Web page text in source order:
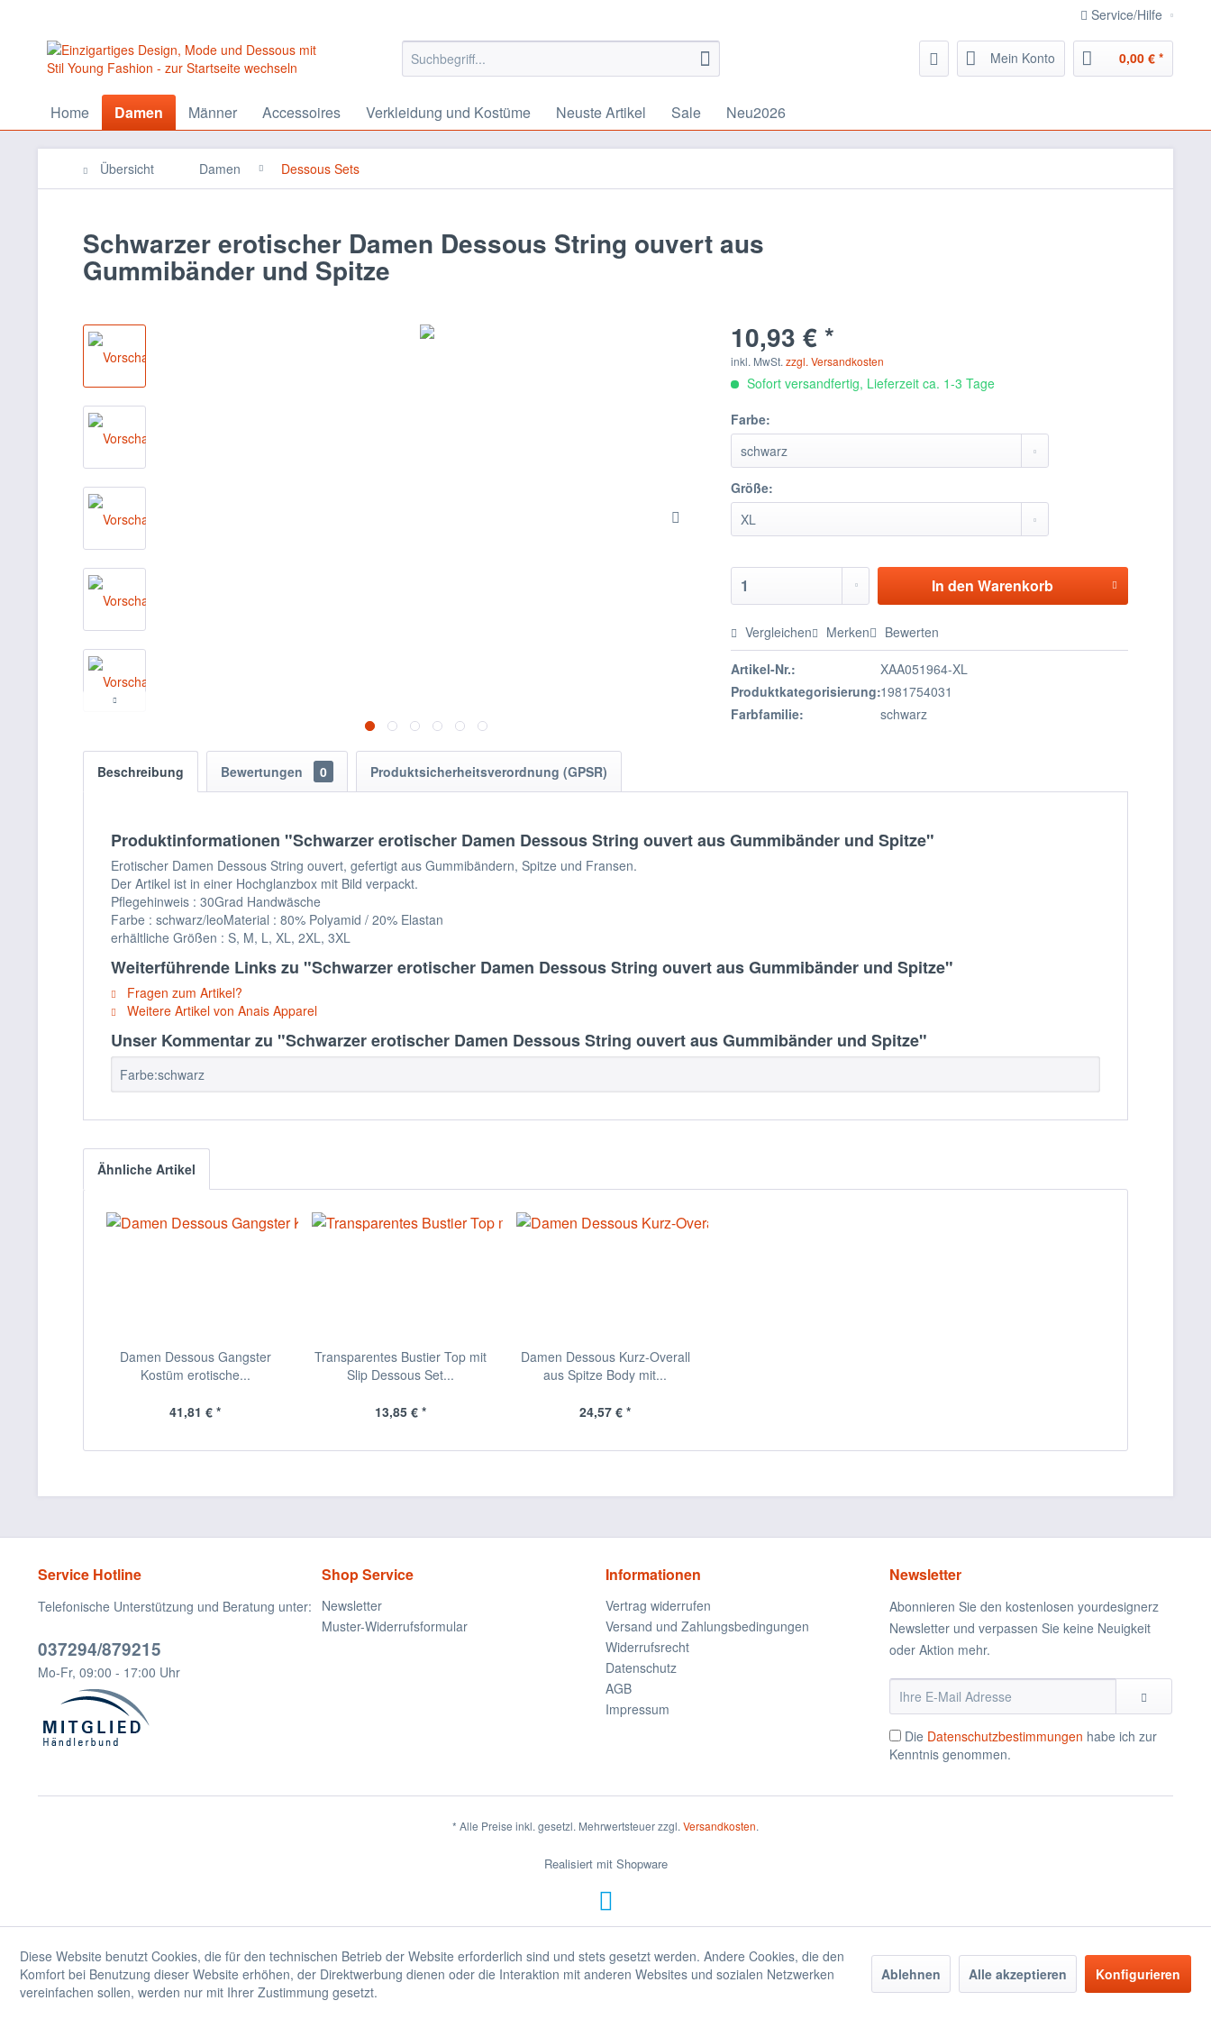
Service/Hilfe
Mein Konto 0,00 € *
Home Damen Männer Accessoires Verkleidung und Kostüme Neuste Artikel Sale Neu2026
Übersicht Damen Dessous Sets
Schwarzer erotischer Damen Dessous String ouvert aus
Gummibänder und Spitze
10,93 € *
inkl. MwSt.zzgl. Versandkosten
Sofort versandfertig, Lieferzeit ca. 1-3 Tage
Farbe:
Größe:
In den Warenkorb
Vergleichen Merken Bewerten
Artikel-Nr.:
XAA051964-XL
Produktkategorisierung:1981754031
Farbfamilie:
schwarz
Beschreibung Bewertungen 0 Produktsicherheitsverordnung (GPSR)
Produktinformationen "Schwarzer erotischer Damen Dessous String ouvert aus Gummibänder und Spitze"
Erotischer Damen Dessous String ouvert, gefertigt aus Gummibändern, Spitze und Fransen.
Der Artikel ist in einer Hochglanzbox mit Bild verpackt.
Pflegehinweis : 30Grad Handwäsche
Farbe : schwarz/leoMaterial : 80% Polyamid / 20% Elastan
erhältliche Größen : S, M, L, XL, 2XL, 3XL
Weiterführende Links zu "Schwarzer erotischer Damen Dessous String ouvert aus Gummibänder und Spitze"
Fragen zum Artikel?
Weitere Artikel von Anais Apparel
Unser Kommentar zu "Schwarzer erotischer Damen Dessous String ouvert aus Gummibänder und Spitze"
Farbe:schwarz
Ähnliche Artikel
Damen Dessous Gangster
Kostüm erotische...
41,81 € *
Transparentes Bustier Top mit
Slip Dessous Set...
13,85 € *
Damen Dessous Kurz-Overall
aus Spitze Body mit...
24,57 € *
Service Hotline
Telefonische Unterstützung und Beratung unter:
037294/879215
Mo-Fr, 09:00 - 17:00 Uhr
Shop Service
Newsletter
Muster-Widerrufsformular
Informationen
Vertrag widerrufen
Versand und Zahlungsbedingungen
Widerrufsrecht
Datenschutz
AGB
Impressum
Newsletter
Abonnieren Sie den kostenlosen yourdesignerz
Newsletter und verpassen Sie keine Neuigkeit
oder Aktion mehr.
Die Datenschutzbestimmungen habe ich zur
Kenntnis genommen.
* Alle Preise inkl. gesetzl. Mehrwertsteuer zzgl. Versandkosten.
Realisiert mit Shopware
Diese Website benutzt Cookies, die für den technischen Betrieb der Website erforderlich sind und stets gesetzt werden. Andere Cookies, die den
Komfort bei Benutzung dieser Website erhöhen, der Direktwerbung dienen oder die Interaktion mit anderen Websites und sozialen Netzwerken
vereinfachen sollen, werden nur mit Ihrer Zustimmung gesetzt.
Ablehnen Alle akzeptieren Konfigurieren